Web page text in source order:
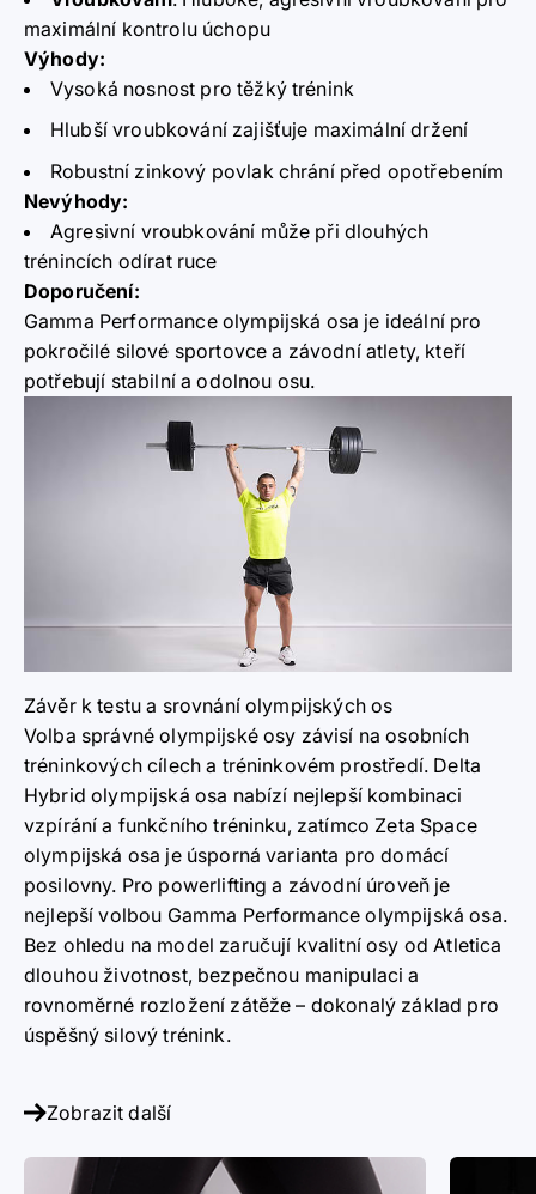
maximální kontrolu úchopu
Výhody:
Vysoká nosnost pro těžký trénink
Hlubší vroubkování zajišťuje maximální držení
Robustní zinkový povlak chrání před opotřebením
Nevýhody:
Agresivní vroubkování může při dlouhých
trénincích odírat ruce
Doporučení:
Gamma Performance olympijská osa je ideální pro
pokročilé silové sportovce a závodní atlety, kteří
potřebují stabilní a odolnou osu.
Závěr k testu a srovnání olympijských os
Volba správné olympijské osy závisí na osobních
tréninkových cílech a tréninkovém prostředí. Delta
Hybrid olympijská osa nabízí nejlepší kombinaci
vzpírání a funkčního tréninku, zatímco Zeta Space
olympijská osa je úsporná varianta pro domácí
posilovny. Pro powerlifting a závodní úroveň je
nejlepší volbou Gamma Performance olympijská osa.
Bez ohledu na model zaručují kvalitní osy od Atletica
dlouhou životnost, bezpečnou manipulaci a
rovnoměrné rozložení zátěže – dokonalý základ pro
úspěšný silový trénink.
Zobrazit další